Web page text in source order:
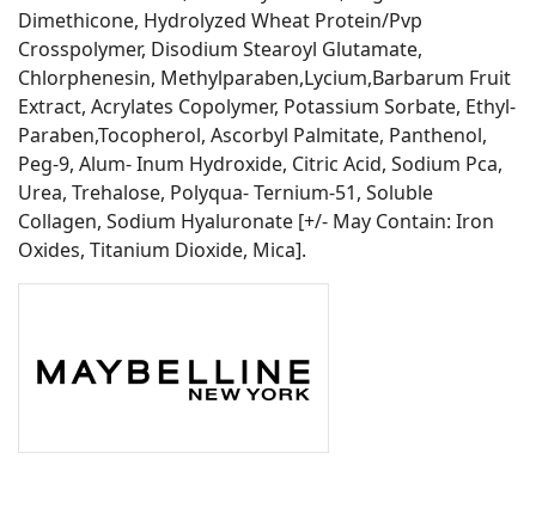
Dimethicone, Hydrolyzed Wheat Protein/Pvp
Crosspolymer, Disodium Stearoyl Glutamate,
Chlorphenesin, Methylparaben,Lycium,Barbarum Fruit
Extract, Acrylates Copolymer, Potassium Sorbate, Ethyl-
Paraben,Tocopherol, Ascorbyl Palmitate, Panthenol,
Peg-9, Alum- Inum Hydroxide, Citric Acid, Sodium Pca,
Urea, Trehalose, Polyqua- Ternium-51, Soluble
Collagen, Sodium Hyaluronate [+/- May Contain: Iron
Oxides, Titanium Dioxide, Mica].